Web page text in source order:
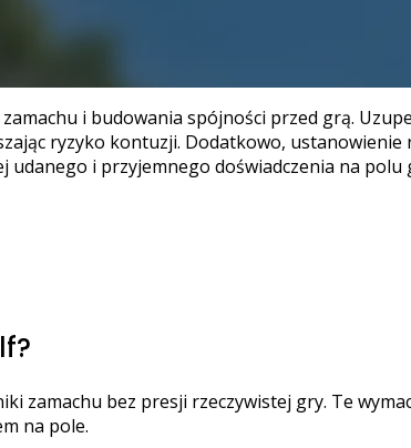
i budowania spójności przed grą.
ryzyko kontuzji. Dodatkowo, ustanowienie
udanego i przyjemnego doświadczenia na polu
zamachu bez presji rzeczywistej gry. Te
na pole.